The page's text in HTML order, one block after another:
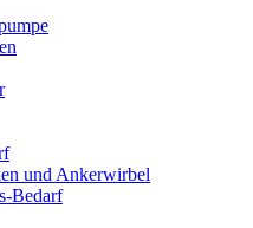
und Ankerwirbel
Bedarf